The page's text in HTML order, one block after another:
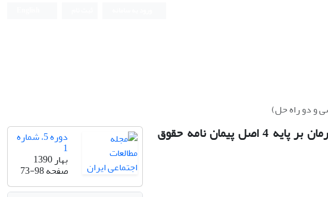
مقایسه وضعیت کودکان کارگر ایران و افغانی در استان کرمان بر پایه 4 اصل پیمان نامه حقوق دوره 5، شماره
1
بهار 1390
صفحه73-98